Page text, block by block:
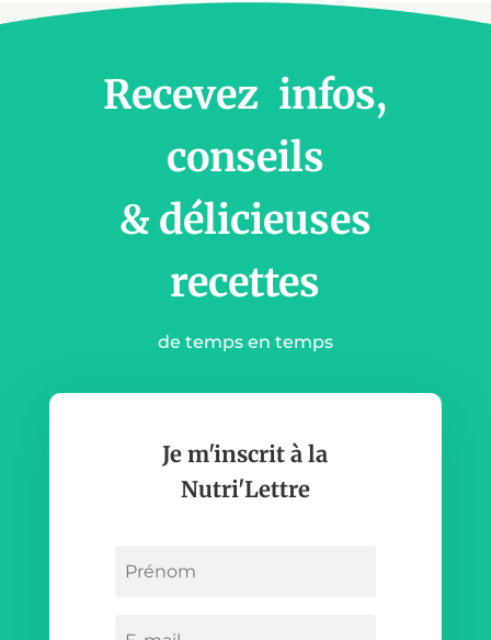
Recevez infos,
conseils
& délicieuses
recettes
de temps en temps
Je m'inscrit à la
Nutri'Lettre